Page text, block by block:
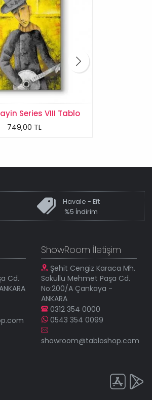
Series VIII Tablo
749,00 TL
Havale - Eft
%5 İndirim
Cd.
ShowRoom İletişim
Şehit Cengiz Karaca Mh.
Sokullu Mehmet Paşa Cd.
No:200/A Çankaya -
ANKARA
0312 354 0000
0543 354 0099
showroom@tabloshop.com